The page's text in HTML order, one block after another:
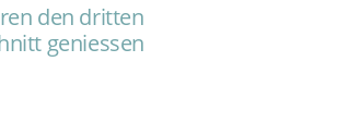
den dritten
geniessen